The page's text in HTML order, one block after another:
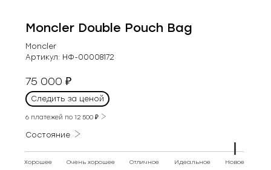
Moncler Double Pouch Bag
Moncler
Артикул: НФ-00008172
75 000₽
Следить за ценой
6 платежей по12 500₽
Состояние
Хорошее Очень хорошее Отличное Идеальное Новое